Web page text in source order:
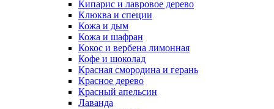
Кипарис и лавровое дерево
Клюква и специи
Кожа и дым
Кожа и шафран
Кокос и вербена лимонная
Кофе и шоколад
Красная смородина и герань
Красное дерево
Красный апельсин
Лаванда